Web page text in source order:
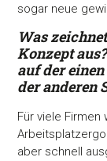
sogar neue
Was
Konzept
auf der
der anderen
Für viele
aber schnell